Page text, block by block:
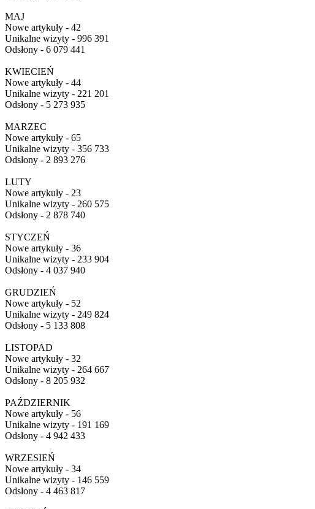
MAJ
Nowe artykuły - 42
Unikalne wizyty - 996 391
Odsłony - 6 079 441
KWIECIEŃ
Nowe artykuły - 44
Unikalne wizyty - 221 201
Odsłony - 5 273 935
MARZEC
Nowe artykuły - 65
Unikalne wizyty - 356 733
Odsłony - 2 893 276
LUTY
Nowe artykuły - 23
Unikalne wizyty - 260 575
Odsłony - 2 878 740
STYCZEŃ
Nowe artykuły - 36
Unikalne wizyty - 233 904
Odsłony - 4 037 940
GRUDZIEŃ
Nowe artykuły - 52
Unikalne wizyty - 249 824
Odsłony - 5 133 808
LISTOPAD
Nowe artykuły - 32
Unikalne wizyty - 264 667
Odsłony - 8 205 932
PAŹDZIERNIK
Nowe artykuły - 56
Unikalne wizyty - 191 169
Odsłony - 4 942 433
WRZESIEŃ
Nowe artykuły - 34
Unikalne wizyty - 146 559
Odsłony - 4 463 817